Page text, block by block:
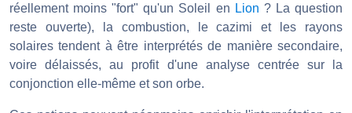
réellement moins "fort" qu'un Soleil en Lion ? La question
reste ouverte), la combustion, le cazimi et les rayons
solaires tendent à être interprétés de manière secondaire,
voire délaissés, au profit d'une analyse centrée sur la
conjonction elle-même et son orbe.